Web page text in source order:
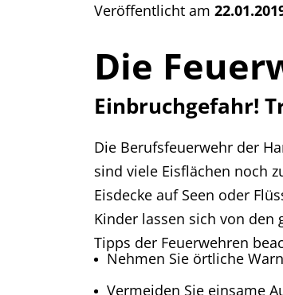
Veröffentlicht am
Die
Einbruchgefahr!
Die Berufsfeuerwehr der
sind viele Eisflächen noch
Eisdecke auf Seen oder
Kinder lassen sich von
Tipps der Feuerwehren
Nehmen Sie örtliche
Vermeiden Sie einsame